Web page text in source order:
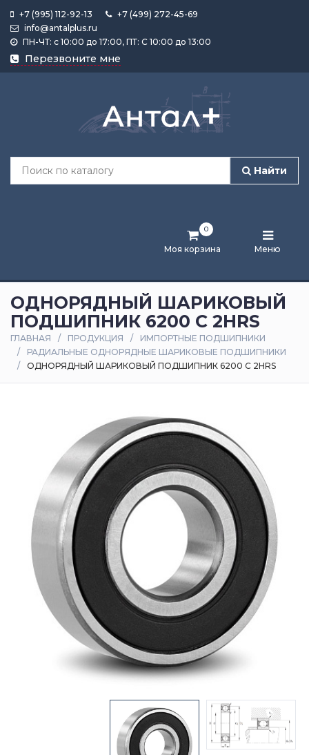
+7 (995) 112-92-13
+7 (499) 272-45-69
info@antalplus.ru
ПН-ЧТ: с 10:00 до 17:00, ПТ: С 10:00 до 13:00
Перезвоните мне
Найти
Моя корзина
0
Меню
Каталог
продукции
Лента
и
статьи
Оплата
доставка
ОДНОРЯДНЫЙ ШАРИКОВЫЙ
ПОДШИПНИК 6200 C 2HRS
ГЛАВНАЯ ПРОДУКЦИЯ
ИМПОРТНЫЕ ПОДШИПНИКИ
РАДИАЛЬНЫЕ ОДНОРЯДНЫЕ ШАРИКОВЫЕ ПОДШИПНИКИ
ОДНОРЯДНЫЙ ШАРИКОВЫЙ ПОДШИПНИК 6200 C 2HRS